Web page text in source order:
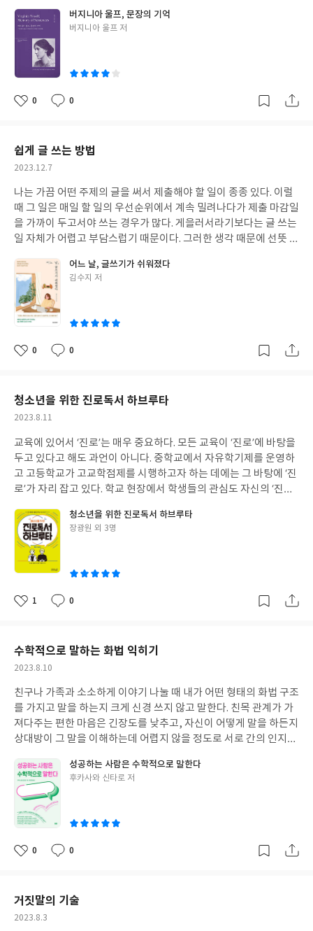
점에서 저자가 이 책을 쓰기 위해 참 많은 것을 연구했다는 것을 알
수 있다. 두 사람의 관계를 벗어나 이 책을 읽고 알게 된 것 중 흥미로
운 것은, 졸라는 국어 성적이 좋지 않아서 입학 자격시험에 실패한
경험이 있다는 것과 세잔은 데생 실력이 좋지 않아 미술대학 입시에
두 번이나 실패했다는 사실이다. 누군가에게는 커다란 낙담으로 이
어질 작지 않은 실패가 아닌가! 하지만 그 둘은 그러한 실패에도 불
구하고 졸라는 작가로서 명성을 날리고 세잔은 그림으로 한 획을 그
지에 있다는 생각을 했다.
편없고 사춘기 감성에 따라 겉물만 들었던 터라 이국의 “늙은 여류
작가” 이름만 읊조린 듯하다. 어른이 된 후에는 그렇게 학창 시절의
기억으로 남아 있던 버지니아 울프를 <자기만의 방>으로 만났다.
일반적으로 버지니아 울프의 작품을 페미니즘의 정전이라고 말하
지만, 어쩌면 울프는 오롯이 자기 자신으로 살아가기를 극렬히 바라
며 끊임없이 자기의식을 성찰했던 것을 글로 썼을 수도 있다. 소설
실린 울프의 여러 작품의 문장들을 읽다 보니 그런 생각이 들었다. “I
am I: and I must follow that furrow, not copy another. Th
at is the only justification for my writing, living.” “나는 나입
니다. 나는 누군가를 모방하지 않고, 나만의 길을 따라야 합니다. 그
것이 내 글, 삶의 유일한 정당성입니다.” 위 문장은 이 책에 부록으로
실린 <버지니아 일기> 중 일부다. <버지니아 일기>는 버지니아가
죽은 이후 남편 레너드 울프가 엮어 출판한 것이라 한다. 엮은이가
서도 버지니아를 읽을 수 있었지만, 이 일기에 기록한 저 문장이야
말로 버지니아 울프가 평생 되새겼을 자신의 정체성이며 삶의 방향
성이 아닐지 생각했다. 엮은이가 울프의 작품 중에서 골라 실은 문장
중에는 탁월한 묘사로 감탄케 하는 부분도 많다. 그중에서 의식의 흐
름 문학의 대표적인 작품이라는 <벽에 난 자국>에 쓰인 문장으로,
“나무껍질의 주름을 따라 힘겹게 나아가는 곤충들의 발은 차가울
것”(76쪽)이라는 문장을 읽으면서 그 묘사를 통해 그려지는 이미지
그 문장을 음미해 보고 필사해 본 후 자기만의 해석을 해보기를 권한
다. 이들 페이지는 시간을 잠시 붙들어 조금 더 생각이 세밀해지도록
해주었다. 아직 읽어보지 못한 울프의 작품들이 많다. 올해 독서 목
록에 울프의 작품 몇 권을 목록에 포함해 놓고 꼭 읽어볼 생각이다.
버지니아 울프, 문장의 기억
글
버지니아 울프 저
좋
0
댓
0
작
쉽게 글 쓰는 방법
작
일
2023.12.7
나는 가끔 어떤 주제의 글을 써서 제출해야 할 일이 종종 있다. 이럴
때 그 일은 매일 할 일의 우선순위에서 계속 밀려나다가 제출 마감일
을 가까이 두고서야 쓰는 경우가 많다. 게을러서라기보다는 글 쓰는
일 자체가 어렵고 부담스럽기 때문이다. 그러한 생각 때문에 선뜻 쓰
마쳤을 때 얻는 기쁨도 꽤 커서 뭔가 모순처럼 내 생활에 자리 잡은
것이 글쓰기이다. 글쓰기 관련 도서를 읽다 보면 엇비슷하게 전달하
는 내용들이 있다. 대부분의 저자가 글은 꾸준하게 써야 한다고 강조
한다. 반복과 꾸준함은 성장을 가져오는 힘이 되기 때문이겠지만 무
턱대고 꾸준히 쓴다고 해서 글이 나아질까? 물론 많은 저자가 이야
기하듯 퇴고를 중요하게 생각하는 이유가 이것에 대한 방안이 되기
글을 처음 만난 글처럼 읽을 수 없다는 점에 있다. 김수지 작가도 본
책에서 글을 꾸준히 써야 하는 이유를 이야기한다. 그런데 그것을 마
음에 콕 박히게 표현한다. “글쓰기를 할 때는 내심 10년은 쓰겠다고
마음을 먹고 시작하기 바랍니다. 부담을 가질 필요는 없습니다. 10
년은 진짜 기한이 아닙니다. 진짜 기한은 오늘 하루입니다. 오늘, 가
볍게 글 한 편을 쓰는 것이 우리의 진짜 목표입니다.”(51쪽)라고. 오
늘, 바로, 가볍게! 쓰는 것이 “진짜 목표”가 된다면 어떻게든 쓸 듯하
성과 오류 없는 문장(맞춤법)도 강조한다. 이 책을 읽다 보면 정보만
을 얻는 책으로 볼 수 없는 지점이 있는데, 김수지 작가가 써 내려간
몇몇 문장이 그랬다. 정보 글이 품은 감성 가득한 글줄이 마음에 남
는다. “사람들의 내면에는 깊이를 알 수 없는 마음의 우물이 하나씩
자리 잡고 있습니다. 그러나 바쁜 생활 속에서 누구도 자신의 우물을
제대로 들여다보려 하지 않습니다. 그저 성긴 덮개로 대충 덮어놓고
는 마치 우물이 없는 듯 살아갑니다. 평소에는 그런 미봉책이 효과가
멍이 여러분의 가슴 한가운데 생기는 겁니다. 생살이 드러난 것처럼
마음이 아프고 쓰라릴 수밖에 없습니다. 글쓰기는 그렇게 드러난 마
음의 우물 안으로 조심스럽게 두레박을 내려보내 진심을 길어 올리
는 일입니다.”(66-67쪽) 우물 안을 들여다보고 거기서 진심을 길어
올리며 쓰게 되는 글은 그 과정만으로도 그 사람을 치유하는 글이 될
듯하다. 책의 주제가 주제인 만큼 상황에 따른 글쓰기 방법도 일러
준다. 일상 글, 회사 글, 팔리는 글로 나누어 각 글마다의 특성에 따
라 어떻게 써야 제대로 쓸 수 있고, 효과적이고 쉽게 쓸 수 있는지를
차근차근 알려준다. 그중에서 자기소개서와 보고서 쓰는 방법은 여
러모로 꽤 유용한 방법들을 제시하고 있어 잘 익혀둘 생각이다.
어느 날, 글쓰기가 쉬워졌다
글
김수지 저
좋
0
댓
0
작
청소년을 위한 진로독서 하브루타
작
일
2023.8.11
교육에 있어서 ‘진로’는 매우 중요하다. 모든 교육이 ‘진로’에 바탕을
두고 있다고 해도 과언이 아니다. 중학교에서 자유학기제를 운영하
고 고등학교가 고교학점제를 시행하고자 하는 데에는 그 바탕에 ‘진
로’가 자리 잡고 있다. 학교 현장에서 학생들의 관심도 자신의 ‘진
다. 학생이 자신의 흥미와 적성을 기반으로 하여 자기 삶을 계획하기
위한 진로 교육은 그래서 매우 중요하다. 이 책은 진로독서를 하브루
타 방식으로 진행하여 아이들이 진로 관련한 책을 읽고 핵심 질문을
통해 생각을 깊게 하고 다양한 생각을 수용하며 서로 협력하는 것을
목표로 한다. 이러한 과정을 통해서 학생 스스로 자신의 역할과 삶의
방향성을 찾게 된다는 것이며, 하브루타 수업에서 마지막 단계로 사
화를 통해 토론이 진행되는데, 두 명의 짝꿍이 만나서 텍스트를 가
지고 함께 읽고, 질문하고(핵심 질문), 해석하고, 반사하고, 지지하
고(토론 단계), 진로 적용하고(자신이 배운 점, 느낀 점, 실천할 점
을 알게 해줌), 포트폴리오(자기 선언문)를 작성한다. 각 단계별로
프롤로그에 설명이 잘 되어 있어서 책을 읽고 실전에 적용하는 데 어
렵지는 않을 듯하다. 이 책은 학교에서(또는 가정에서) 교사(또는 학
부모)가 학생과(또는 자녀와) 진로상담 시에 큰 도움이 될 듯하다.
다음과 같다. 첫째, 진로 관련 도서를 소개하는 꼭지이다. 소개 책 중
에는 최근 출간된 책 목록이 꽤 많아 이 코너를 통해 처음 알게 된 진
로 도서가 있어서 좋았으며, 학생들에게 추천하고 싶은 책이 여러
권 있어서 좋았다. 또한 자기이해, 강점, 꿈, 미래 세계와 직업, 성장
마인드 셋, 사회와 직업선택, 인성, 희망 등으로 분류하여 초등부터
고등까지 학년을 포함한 책 목록이라는 점도 좋았다. 둘째, 상담 시
에 학생들의 흥미와 적성에 맞춰서 전해줄 이야기들을 얻게 되었다
결과 등을 인용하여 전달하면 좀 더 심도 있는 상담이 될 듯하다.
청소년을 위한 진로독서 하브루타
글
장광원 외 3명
좋
1
댓
0
작
수학적으로 말하는 화법 익히기
작
일
2023.8.10
친구나 가족과 소소하게 이야기 나눌 때 내가 어떤 형태의 화법 구조
를 가지고 말을 하는지 크게 신경 쓰지 않고 말한다. 친목 관계가 가
져다주는 편한 마음은 긴장도를 낮추고, 자신이 어떻게 말을 하든지
상대방이 그 말을 이해하는데 어렵지 않을 정도로 서로 간의 인지도
의사소통이 필요할 때가 많다. 논의되고 있는 사항에 관해 의견이나
주장을 제시할 때, 일이나 과제의 결과를 보고할 때는 상대방을 설
득할 수 있거나 정확하게 이해할 수 있도록 말해야 하기 때문이다.
화법과 관련한 책을 몇 권 읽었지만 읽을 때뿐, 시간이 지나면 익숙
해진 나의 말버릇 그대로 구사하면서, 여전히 근거가 부족한 주장을
펼치거나, 의견을 제시한다고 하면서 뒷말엔 힘이 없으며, 설득력
화법 관련하여 수많은 책들이 이미 출간되어 판매되면서도, 이후로
도 지속적으로 출간될 것이 분명하다. 끊임없이 독자층을 형성할 수
밖에 없는 이유를 이 책의 서문에 쓰인 문장에서 가져오면 “사람은
성공하는 사람은 수학적으로 말한다
글
후카사와 신타로 저
좋
0
댓
0
작
거짓말의 기술
작
2023.8.3